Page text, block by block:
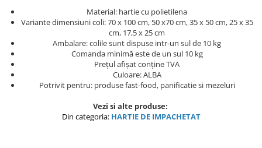
Material: hartie cu polietilena
Variante dimensiuni coli: 70 x 100 cm, 50 x70 cm, 35 x 50 cm, 25 x 35
cm, 17,5 x 25 cm
Ambalare: colile sunt dispuse intr-un sul de 10 kg
Comanda minimă este de un sul 10 kg
Prețul afișat conține TVA
Culoare: ALBA
Potrivit pentru: produse fast-food, panificatie si mezeluri
Vezi si alte produse:
Din categoria: HARTIE DE IMPACHETAT